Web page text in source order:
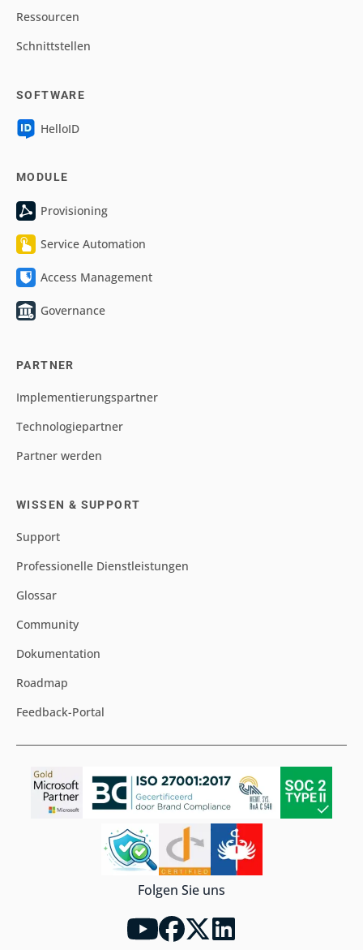
Ressourcen
Schnittstellen
SOFTWARE
HelloID
MODULE
Provisioning
Service Automation
Access Management
Governance
PARTNER
Implementierungspartner
Technologiepartner
Partner werden
WISSEN & SUPPORT
Support
Professionelle Dienstleistungen
Glossar
Community
Dokumentation
Roadmap
Feedback-Portal
Folgen Sie uns